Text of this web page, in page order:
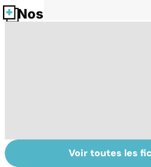
Nos fiches santé
Tout savoir surVoir toutes les